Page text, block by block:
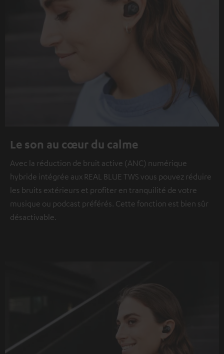
Le son au cœur du calme
Avec la réduction de bruit active (ANC) numérique
hybride intégrée aux REAL BLUE TWS vous pouvez réduire
les bruits extérieurs et profiter en tranquilité de votre
musique ou podcast préférés. Cette fonction est bien sûr
désactivable.